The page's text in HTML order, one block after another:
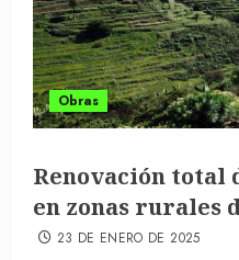
Obras
Renovación total
en zonas rurales
23 DE ENERO DE 2025